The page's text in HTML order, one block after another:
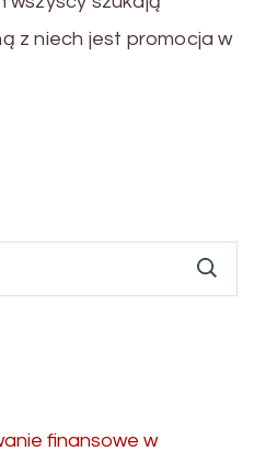
z niech jest promocja w
finansowe w